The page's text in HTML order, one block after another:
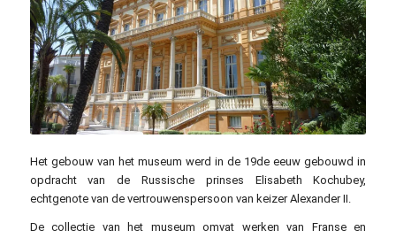
Miniwark / commons.wikimedia.org / CC BY-SA 3.0
Het gebouw van het museum werd in de 19de eeuw gebouwd in
opdracht van de Russische prinses Elisabeth Kochubey,
echtgenote van de vertrouwenspersoon van keizer Alexander II.
De collectie van het museum omvat werken van Franse en